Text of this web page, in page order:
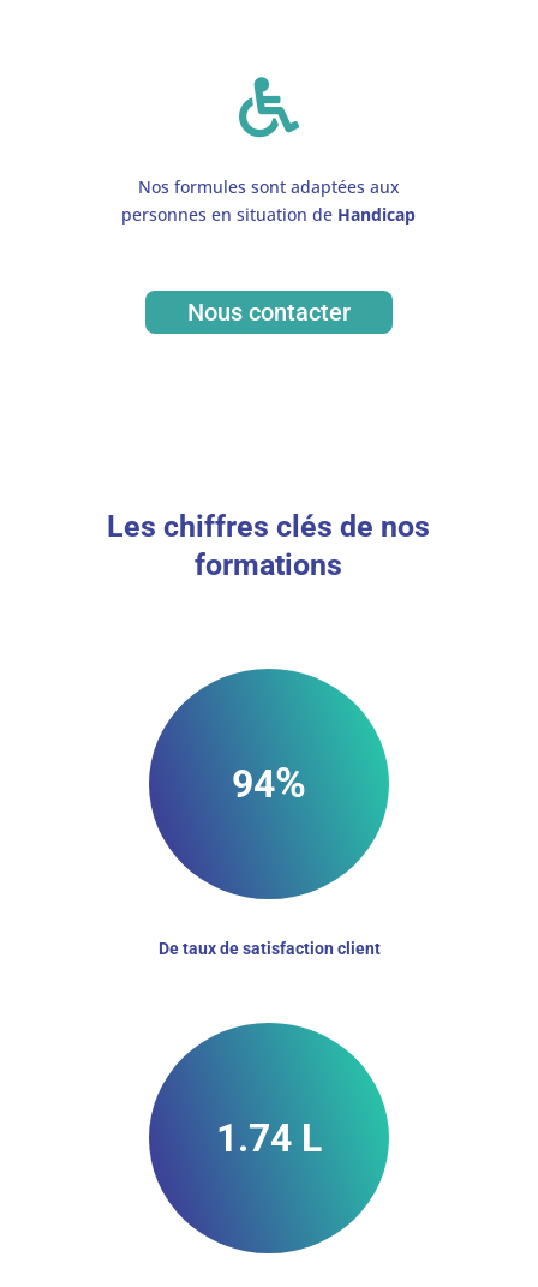

Nos formules sont adaptées aux
personnes en situation de Handicap
Nous contacter
Les chiffres clés de nos
formations
94%
De taux de satisfaction client
1.74 L